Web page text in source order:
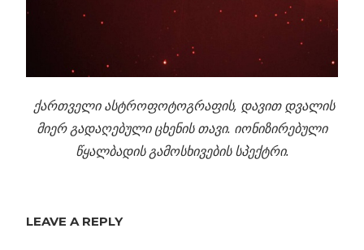
ქართველი ასტროფოტოგრაფის, დავით დვალის
მიერ გადაღებული ცხენის თავი. იონიზირებული
წყალბადის გამოსხივების სპექტრი.
Previous
LEAVE A REPLY